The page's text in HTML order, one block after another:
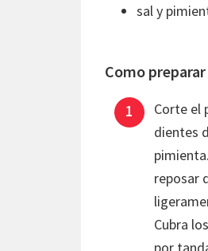
sal y
Como
Corte el
dientes
reposar
Cubra
por